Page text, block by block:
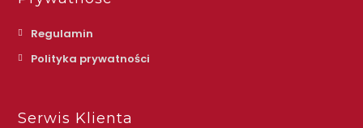
Regulamin
Polityka prywatności
Serwis Klienta